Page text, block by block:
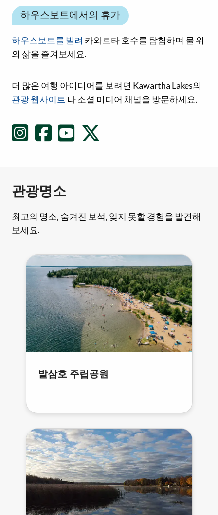
하우스보트에서의 휴가
하우스보트를 빌려 카와르타 호수를 탐험하며 물 위
의 삶을 즐겨보세요.
소셜 미디어 링크
더 많은 여행 아이디어를 보려면 Kawartha Lakes의
관광 웹사이트 나 소셜 미디어 채널을 방문하세요.
관광명소
최고의 명소, 숨겨진 보석, 잊지 못할 경험을 발견해
보세요.
발삼호 주립공원